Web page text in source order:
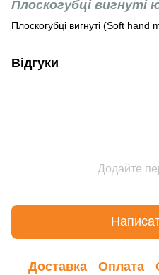
Плоскогубці вигнуті
Плоскогубці вигнуті (Soft hand
Відгуки
Додайте
Доставка Оплата